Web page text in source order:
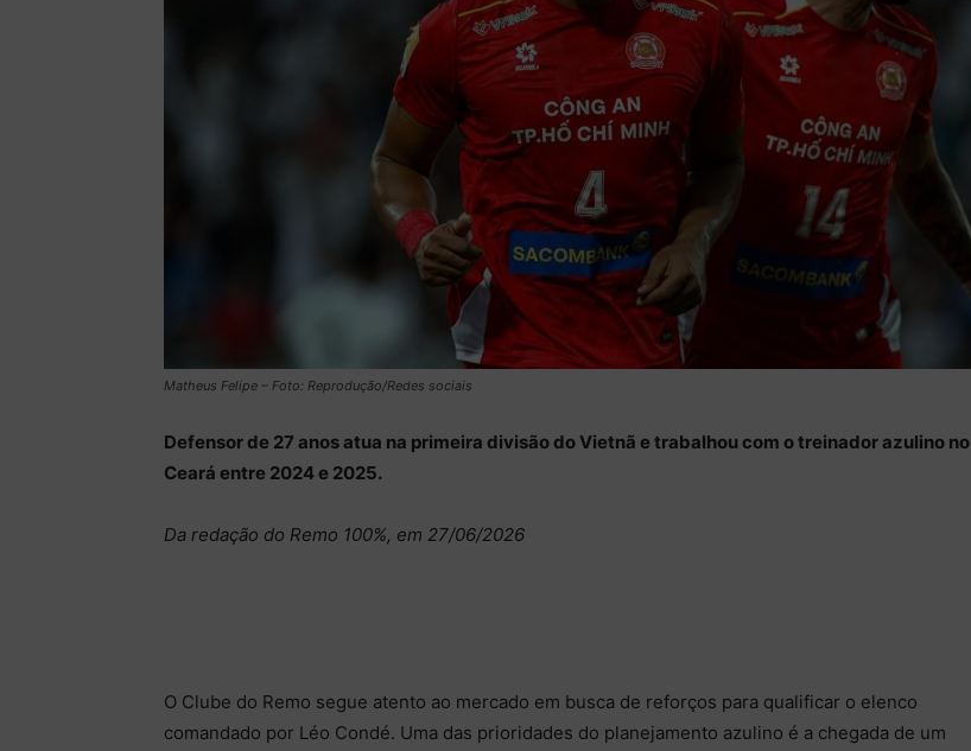
Matheus Felipe – Foto: Reprodução/Redes sociais
Defensor de 27 anos atua na primeira divisão do Vietnã e trabalhou com o treinador azulino no
Ceará entre 2024 e 2025.
Da redação do Remo 100%, em 27/06/2026
O Clube do Remo segue atento ao mercado em busca de reforços para qualificar o elenco
comandado por Léo Condé. Uma das prioridades do planejamento azulino é a chegada de um